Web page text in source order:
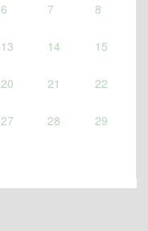
6 7 8
13 14 15
20 21 22
27 28 29